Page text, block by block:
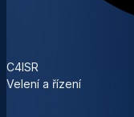
C4ISR
Velení a řízení